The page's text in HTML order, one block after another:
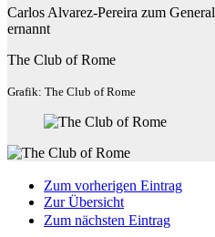
Carlos Alvarez-Pereira zum
ernannt
The Club of Rome
Grafik: The Club of Rome
Zum vorherigen Eintrag
Zur Übersicht
Zum nächsten Eintrag